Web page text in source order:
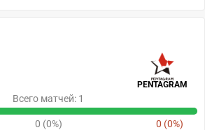
PENTAGRAM
Всего матчей: 1
0 (0%) 0 (0%)